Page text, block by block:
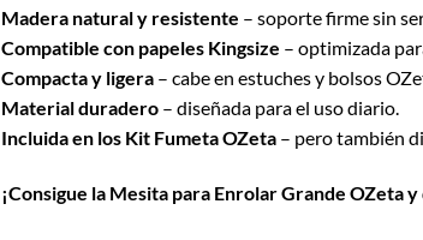
Madera natural y resistente – soporte firme sin
Compatible con papeles Kingsize – optimizada
Compacta y ligera– cabe en estuches y bolsos
Material duradero– diseñada para el uso diario.
Incluida en los Kit Fumeta OZeta– pero también
¡Consigue la Mesita para Enrolar Grande OZeta